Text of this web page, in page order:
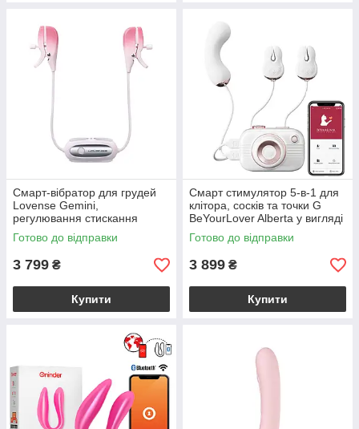
Смарт-вібратор для грудей
Lovense Gemini,
регулювання стискання
соска, можна носити
Готово до відправки
3 799 ₴
Купити
Смарт стимулятор 5-в-1 для
клітора, сосків та точки G
BeYourLover Alberta у вигляді
фотоапарата, білий
Готово до відправки
3 899 ₴
Купити